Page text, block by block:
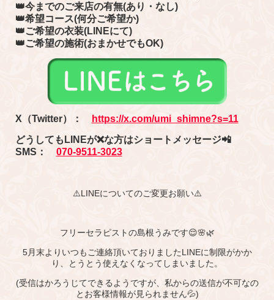
👑今までのご来店の有無(あり・なし)
👑希望コース(何分ご希望か)
👑ご希望の衣装(LINEにて)
👑ご希望の施術(おまかせでもOK)
X（Twitter） ：
https://x.com/umi_shimne?s=11
どうしてもLINEが❌な方はショートメッセージ📲
SMS： 070-9511-3023
⚠️LINEについてのご変更お願い⚠️
フリーセラピストの島根うみです😌🌸🌿
5月末よりいつもご連絡頂いておりましたLINEに制限がかか
り、とうとう使えなくなってしまいました。
(受信はかろうじてできるようですが、私からの送信が不可なの
とお客様情報が見られません💦)